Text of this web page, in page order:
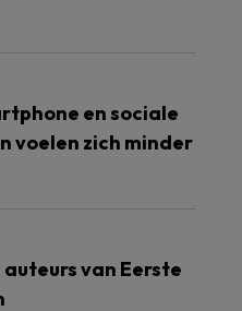
en sociale
voelen zich minder
van Eerste